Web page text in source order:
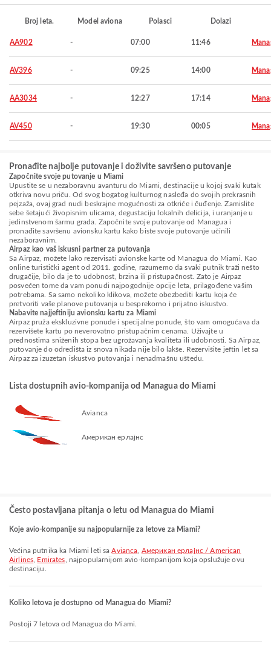
Broj leta. Model aviona Polasci Dolazi
AA902 - 07:00 11:46
AV396 - 09:25 14:00
AA3034 - 12:27 17:14
AV450 - 19:30 00:05
Pronađite najbolje putovanje i doživite savršeno putovanje
Započnite svoje putovanje u Miami
Upustite se u nezaboravnu avanturu do Miami, destinacije u kojoj svaki kutak
otkriva novu priču. Od svog bogatog kulturnog nasleđa do svojih prekrasnih
pejzaža, ovaj grad nudi beskrajne mogućnosti za otkriće i čuđenje. Zamislite
sebe šetajući živopisnim ulicama, degustaciju lokalnih delicija, i uranjanje u
jedinstvenom šarmu grada. Započnite svoje putovanje od Managua i
pronađite savršenu avionsku kartu kako biste svoje putovanje učinili
nezaboravnim.
Airpaz kao vaš iskusni partner za putovanja
Sa Airpaz, možete lako rezervisati avionske karte od Managua do Miami. Kao
online turistički agent od 2011. godine, razumemo da svaki putnik traži nešto
drugačije, bilo da je to udobnost, brzina ili pristupačnost. Zato je Airpaz
posvećen tome da vam ponudi najpogodnije opcije leta, prilagođene vašim
potrebama. Sa samo nekoliko klikova, možete obezbediti kartu koja će
pretvoriti vaše planove putovanja u besprekorno i prijatno iskustvo.
Nabavite najjeftiniju avionsku kartu za Miami
Airpaz pruža ekskluzivne ponude i specijalne ponude, što vam omogućava da
rezervišete kartu po neverovatno pristupačnim cenama. Uživajte u
prednostima sniženih stopa bez ugrožavanja kvaliteta ili udobnosti. Sa Airpaz,
putovanje do odredišta iz snova nikada nije bilo lakše. Rezervišite jeftin let sa
Airpaz za izuzetan iskustvo putovanja i nenadmašnu uštedu.
Lista dostupnih avio-kompanija od Managua do Miami
Avianca
Американ ерлајнс
Često postavljana pitanja o letu od Managua do Miami
Koje avio-kompanije su najpopularnije za letove za Miami?
Većina putnika ka Miami leti saAvianca Американ ерлајнс / American
Airlines Emirates , najpopularnijom avio-kompanijom koja opslužuje ovu
destinaciju.
Koliko letova je dostupno od Managua do Miami?
Postoji 7 letova od Managua do Miami.